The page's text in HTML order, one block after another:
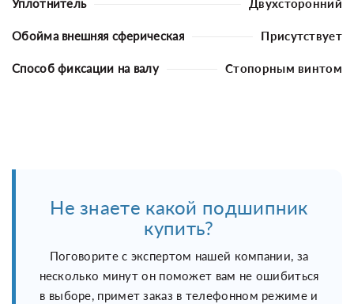
Уплотнитель Двухсторонний
Обойма внешняя сферическая Присутствует
Способ фиксации на валу Стопорным винтом
Не знаете какой подшипник
купить?
Поговорите с экспертом нашей компании, за
несколько минут он поможет вам не ошибиться
в выборе, примет заказ в телефонном режиме и